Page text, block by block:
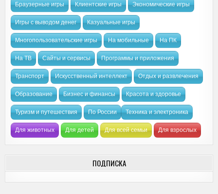
Браузерные игры Клиентские игры Экономические игры
Игры с выводом денег Казуальные игры
Многопользовательские игры На мобильные На ПК
На ТВ Сайты и сервисы Программы и приложения
Транспорт Искусственный интеллект Отдых и развлечения
Образование Бизнес и финансы Красота и здоровье
Туризм и путешествия По России Техника и электроника
Для животных Для детей Для всей семьи Для взрослых
ПОДПИСКА